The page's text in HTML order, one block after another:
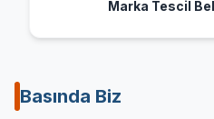
Marka Tescil
Basında Biz